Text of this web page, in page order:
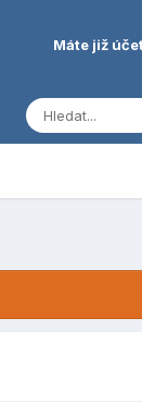
Máte již